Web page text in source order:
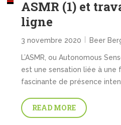
ASMR (1) et
ligne
3 novembre 2020 Beer
L’ASMR, ou Autonomous
est une sensation liée à une
fascinante de présence
READ MORE